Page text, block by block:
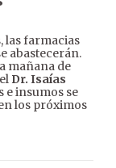
las farmacias
abastecerán.
mañana de
Dr. Isaías
e insumos se
los próximos